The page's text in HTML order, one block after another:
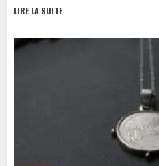
LIRE LA SUITE